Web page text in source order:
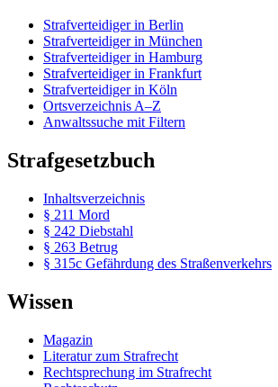
Strafverteidiger in Berlin
Strafverteidiger in München
Strafverteidiger in Hamburg
Strafverteidiger in Frankfurt
Strafverteidiger in Köln
Ortsverzeichnis A–Z
Anwaltssuche mit Filtern
Strafgesetzbuch
Inhaltsverzeichnis
§ 211 Mord
§ 242 Diebstahl
§ 263 Betrug
§ 315c Gefährdung des Straßenverkehrs
Wissen
Magazin
Literatur zum Strafrecht
Rechtsprechung im Strafrecht